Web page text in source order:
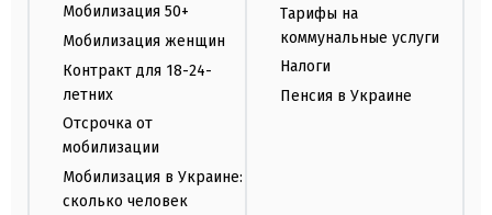
Мобилизация 50+
Мобилизация женщин
Контракт для 18-24-
летних
Отсрочка от
мобилизации
Мобилизация в Украине:
сколько человек
Тарифы на
коммунальные услуги
Налоги
Пенсия в Украине